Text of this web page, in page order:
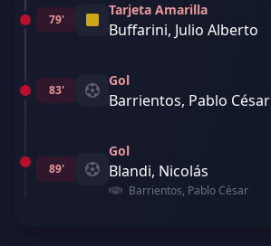
79'
Tarjeta Amarilla
Buffarini, Julio Alberto
83'
Gol
Barrientos, Pablo César
89'
Gol
Blandi, Nicolás
Barrientos, Pablo César